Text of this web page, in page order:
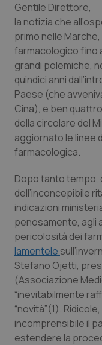
Lettere al
Edizioni
QS Pro
Professionisti
Abruzzo
Basilicata
Calabria
Campania
Emilia-
Friuli
Lazio
QS Pro Gold
Artrite &
Asma & BPCO
Car-T
Colesterolo
Dermatite
Diabete &
QS Club
Gentile Direttore,
la notizia che
primo nelle
farmacologico fino
grandi polemiche,
quindici anni
Paese (che
Cina), e ben
della circolare del
aggiornato le linee
farmacologica.
Dopo tanto tempo,
dell’inconcepibile
indicazioni
penosamente, agli
pericolosità dei
lamentele
Stefano Ojetti,
(Associazione
“inevitabilmente
“novità”(1).
incomprensibile il
estendere la